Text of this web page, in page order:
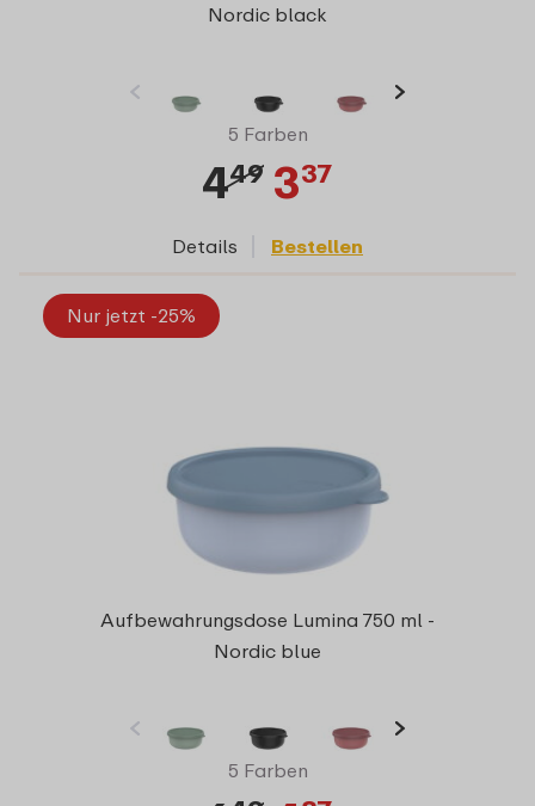
Nordic black
5 Farben
449 337
Details Bestellen
Nur jetzt -25%
Aufbewahrungsdose Lumina 750 ml -
Nordic blue
5 Farben